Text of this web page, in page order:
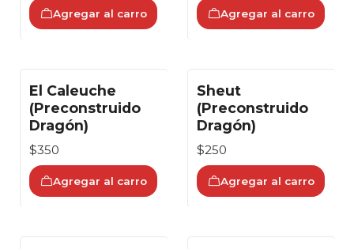
Agregar al carro Agregar al carro
El Caleuche
(Preconstruido
Dragón)
$350
Agregar al carro
Sheut
(Preconstruido
Dragón)
$250
Agregar al carro